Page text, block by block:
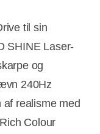
til sin
SHINE Laser-
og
240Hz
af realisme med
Colour